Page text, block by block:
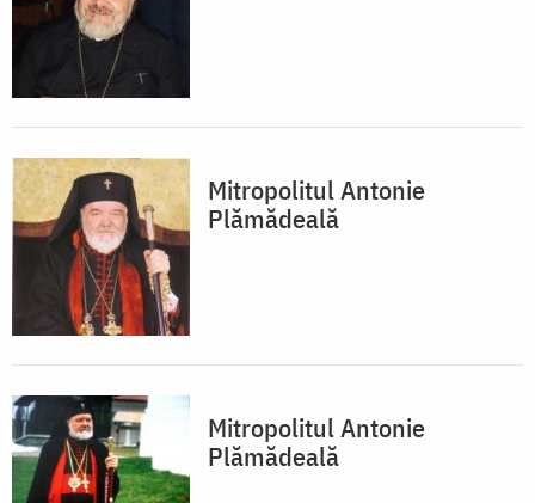
Mitropolitul Antonie
Plămădeală
Mitropolitul Antonie
Plămădeală